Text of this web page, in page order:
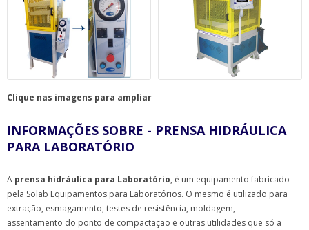
Clique nas imagens para ampliar
INFORMAÇÕES SOBRE - PRENSA HIDRÁULICA
PARA LABORATÓRIO
A prensa hidráulica para Laboratório, é um equipamento fabricado
pela Solab Equipamentos para Laboratórios. O mesmo é utilizado para
extração, esmagamento, testes de resistência, moldagem,
assentamento do ponto de compactação e outras utilidades que só a